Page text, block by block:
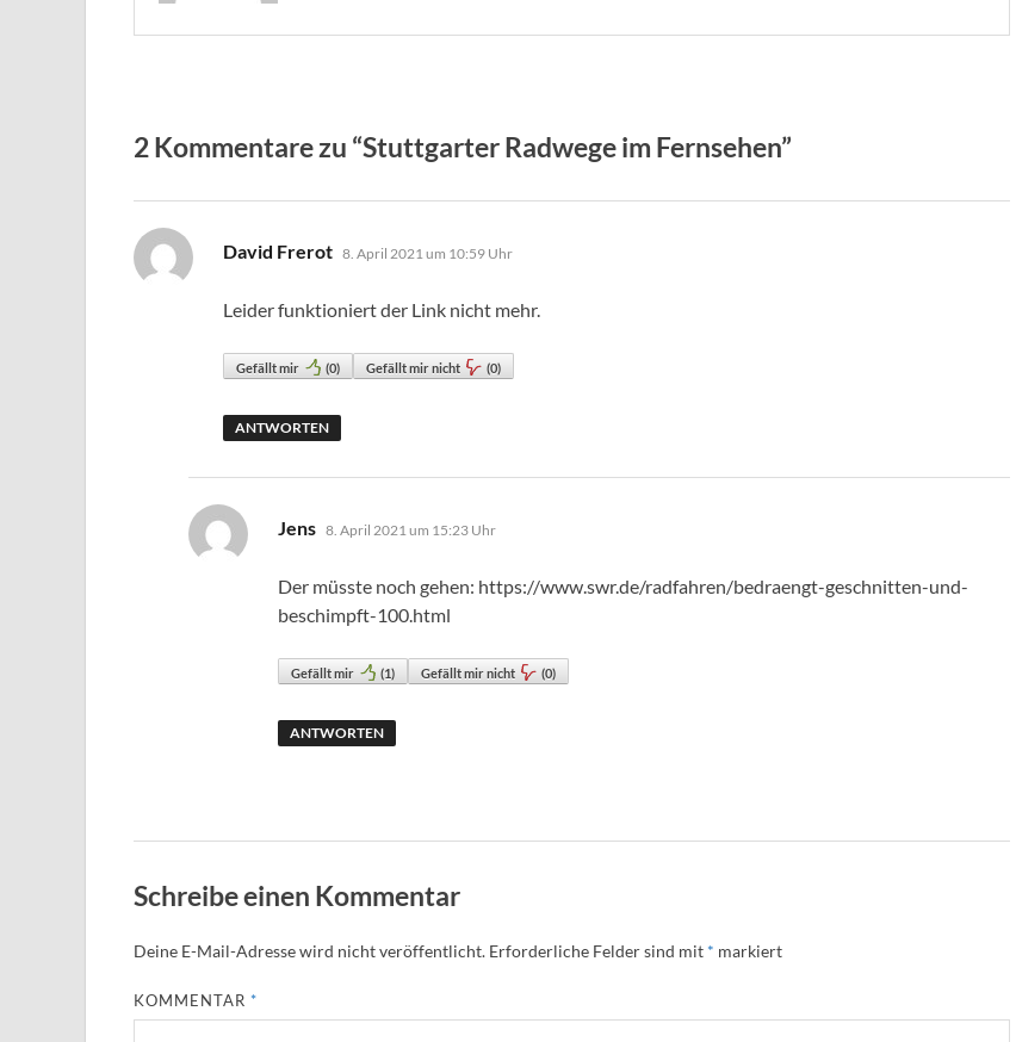
2 Kommentare zu “Stuttgarter Radwege im Fernsehen”
David Frerot sagt:
8. April 2021 um 10:59 Uhr
Leider funktioniert der Link nicht mehr.
Gefällt mir (0) Gefällt mir nicht (0)
ANTWORTEN
Jens sagt:
8. April 2021 um 15:23 Uhr
Der müsste noch gehen: https://www.swr.de/radfahren/bedraengt-geschnitten-und-
beschimpft-100.html
Gefällt mir (1) Gefällt mir nicht (0)
ANTWORTEN
Schreibe einen Kommentar
Deine E-Mail-Adresse wird nicht veröffentlicht. Erforderliche Felder sind mit * markiert
KOMMENTAR*